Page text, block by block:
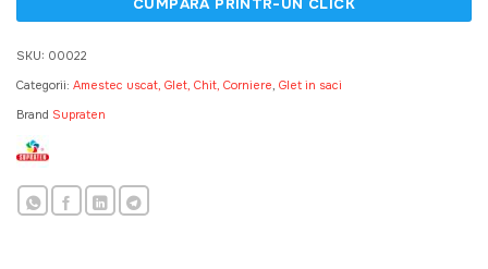
SKU: 00022
Categorii: Amestec uscat, Glet, Chit, Corniere, Glet in saci
Brand Supraten